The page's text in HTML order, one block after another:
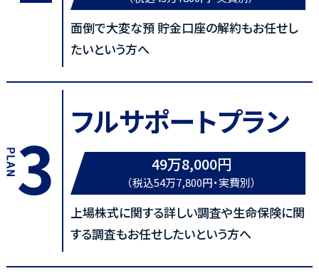
面倒で大変な預 貯金口座の解約もお任せし
たいという方へ
3 フルサポートプラン
49万8,000円
（税込54万7,800円・実費別）
上場株式に関する詳しい調査や生命保険に関
する調査もお任せしたいという方へ